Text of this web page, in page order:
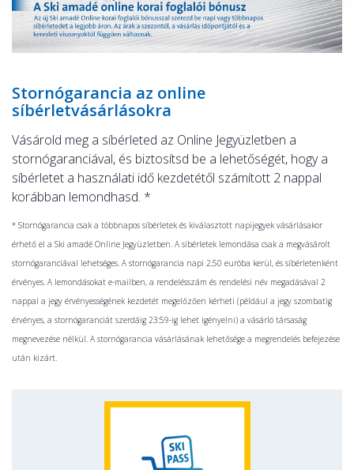
Stornógarancia az online
síbérletvásárlásokra
Vásárold meg a síbérleted az Online Jegyüzletben a
stornógaranciával, és biztosítsd be a lehetőségét, hogy a
síbérletet a használati idő kezdetétől számított 2 nappal
korábban lemondhasd. *
* Stornógarancia csak a többnapos síbérletek és kiválasztott napijegyek vásárlásakor
érhető el a Ski amadé Online Jegyüzletben. A síbérletek lemondása csak a megvásárolt
stornógaranciával lehetséges. A stornógarancia napi 2,50 euróba kerül, és síbérletenként
érvényes. A lemondásokat e-mailben, a rendelésszám és rendelési név megadásával 2
nappal a jegy érvényességének kezdetét megelőzően kérheti (például a jegy szombatig
érvényes, a stornógaranciát szerdáig 23:59-ig lehet igényelni) a vásárló társaság
megnevezése nélkül. A stornógarancia vásárlásának lehetősége a megrendelés befejezése
után kizárt.